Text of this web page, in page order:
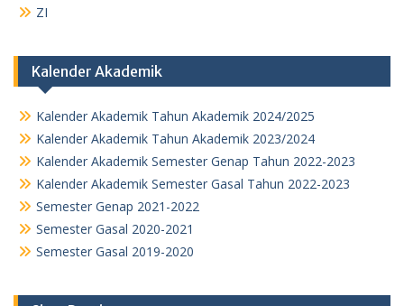
ZI
Kalender Akademik
Kalender Akademik Tahun Akademik 2024/2025
Kalender Akademik Tahun Akademik 2023/2024
Kalender Akademik Semester Genap Tahun 2022-2023
Kalender Akademik Semester Gasal Tahun 2022-2023
Semester Genap 2021-2022
Semester Gasal 2020-2021
Semester Gasal 2019-2020